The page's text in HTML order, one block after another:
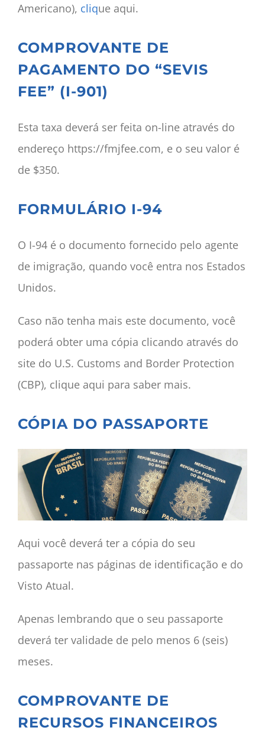
Americano), clique aqui.
COMPROVANTE DE
PAGAMENTO DO “SEVIS
FEE” (I-901)
Esta taxa deverá ser feita on-line através do
endereço https://fmjfee.com, e o seu valor é
de $350.
FORMULÁRIO I-94
O I-94 é o documento fornecido pelo agente
de imigração, quando você entra nos Estados
Unidos.
Caso não tenha mais este documento, você
poderá obter uma cópia clicando através do
site do U.S. Customs and Border Protection
(CBP), clique aqui para saber mais.
CÓPIA DO PASSAPORTE
Aqui você deverá ter a cópia do seu
passaporte nas páginas de identificação e do
Visto Atual.
Apenas lembrando que o seu passaporte
deverá ter validade de pelo menos 6 (seis)
meses.
COMPROVANTE DE
RECURSOS FINANCEIROS